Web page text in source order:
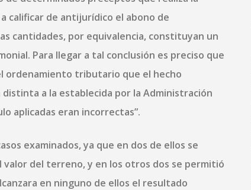
calificar de antijurídico el abono de
cantidades, por equivalencia, constituyan un
Para llegar a tal conclusión es preciso que
ordenamiento tributario que el hecho
a la establecida por la Administración
aplicadas eran incorrectas”.
examinados, ya que en dos de ellos se
del terreno, y en los otros dos se permitió
en ninguno de ellos el resultado